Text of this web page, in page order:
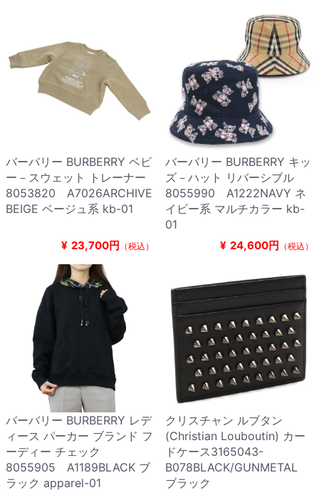
バーバリー BURBERRY ベビ
ー－スウェット トレーナー
8053820 A7026ARCHIVE
BEIGE ベージュ系 kb-01
¥ 23,700円 （税込）
バーバリー BURBERRY キッ
ズ－ハット リバーシブル
8055990 A1222NAVY ネ
イビー系 マルチカラー kb-
01
¥ 24,600円 （税込）
バーバリー BURBERRY レデ
ィース パーカー ブランド フ
ーディー チェック
8055905 A1189BLACK ブ
ラック apparel-01
クリスチャン ルブタン
(Christian Louboutin) カー
ドケース3165043-
B078BLACK/GUNMETAL
ブラック